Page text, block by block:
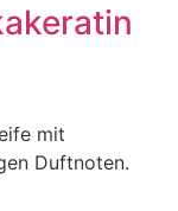
mit
Duftnoten.